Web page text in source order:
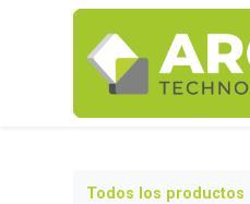
Todos los productos